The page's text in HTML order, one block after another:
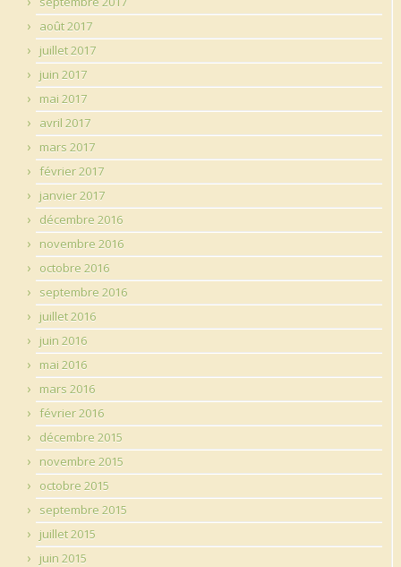
août 2017
juillet 2017
juin 2017
mai 2017
avril 2017
mars 2017
février 2017
janvier 2017
décembre 2016
novembre 2016
octobre 2016
septembre 2016
juillet 2016
juin 2016
mai 2016
mars 2016
février 2016
décembre 2015
novembre 2015
octobre 2015
septembre 2015
juillet 2015
juin 2015